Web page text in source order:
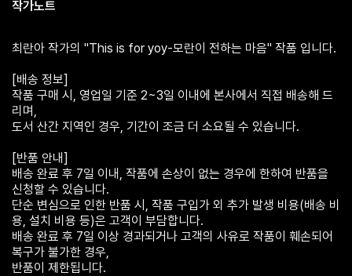
작가노트
최란아 작가의 "This is for yoy-모란이 전하는 마음" 작품 입니다.
[배송 정보]
작품 구매 시, 영업일 기준 2~3일 이내에 본사에서 직접 배송해 드
리며,
도서 산간 지역인 경우, 기간이 조금 더 소요될 수 있습니다.
[반품 안내]
배송 완료 후 7일 이내, 작품에 손상이 없는 경우에 한하여 반품을
신청할 수 있습니다.
단순 변심으로 인한 반품 시, 작품 구입가 외 추가 발생 비용(배송 비
용, 설치 비용 등)은 고객이 부담합니다.
배송 완료 후 7일 이상 경과되거나 고객의 사유로 작품이 훼손되어
복구가 불가한 경우,